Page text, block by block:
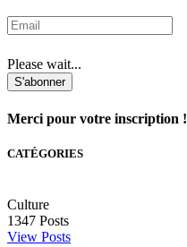
Please wait...
S'abonner
Merci pour votre inscription !
CATÉGORIES
Culture
1347 Posts
View Posts